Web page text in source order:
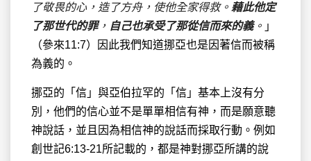
了敬畏的心，造了方舟，使他全家得救。 藉此他定
了那世代的罪， 自己也承受了那從信而來的義。 」
（參來11:7）因此我們知道挪亞也是因著信而被稱
為義的。
挪亞的「信」與亞伯拉罕的「信」基本上沒有分
別，他們的信心並不是單單相信有神，而是願意聽
神說話，並且因為相信神的說話而採取行動。例如
創世記6:13-21所記載的，都是神對挪亞所講的說